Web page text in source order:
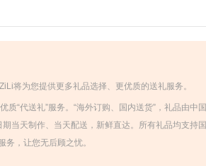
将为您提供更多礼品选择、更优质的送礼服务。
“代送礼”服务。“海外订购、国内送货”，礼品由中国
当天制作、当天配送，新鲜直达。所有礼品均支持国
，让您无后顾之忧。